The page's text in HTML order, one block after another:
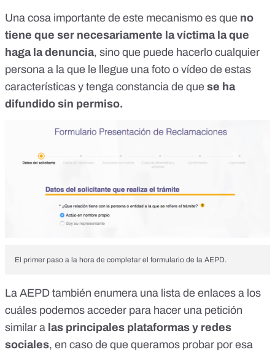
Una cosa importante de este mecanismo es que no
tiene que ser necesariamente la víctima la que
haga la denuncia, sino que puede hacerlo cualquier
persona a la que le llegue una foto o vídeo de estas
características y tenga constancia de que se ha
difundido sin permiso.
El primer paso a la hora de completar el formulario de la AEPD.
La AEPD también enumera una lista de enlaces a los
cuáles podemos acceder para hacer una petición
similar a las principales plataformas y redes
sociales, en caso de que queramos probar por esa